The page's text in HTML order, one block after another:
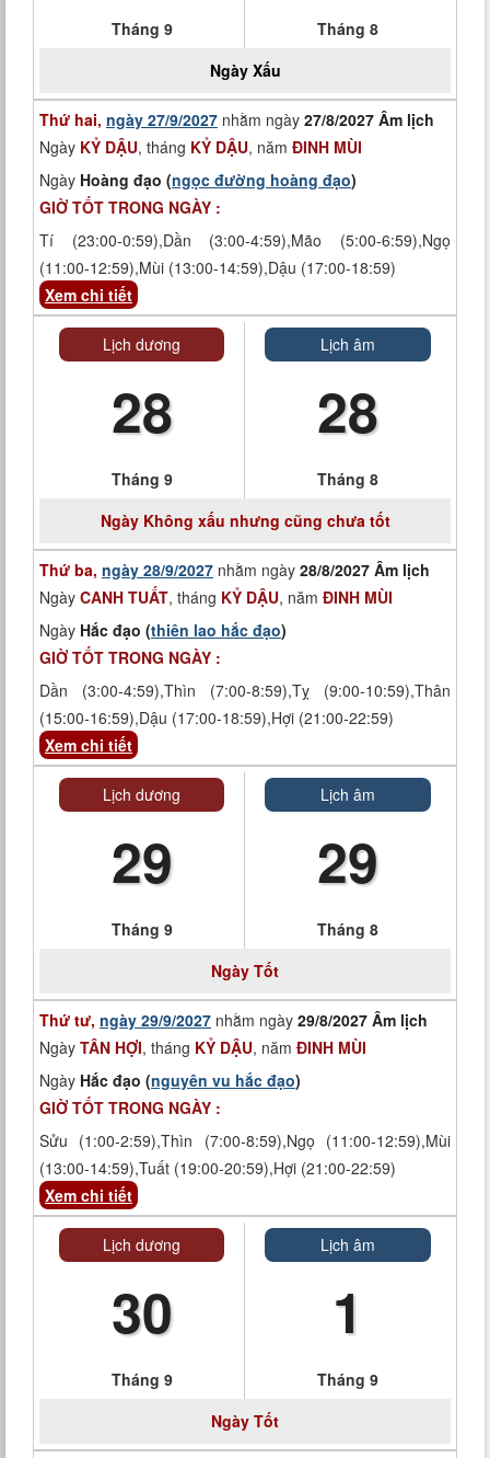
Tháng 9
Tháng 8
Ngày Xấu
Thứ hai, ngày 27/9/2027 nhằm ngày 27/8/2027 Âm lịch
Ngày KỶ DẬU, tháng KỶ DẬU, năm ĐINH MÙI
Ngày Hoàng đạo (ngọc đường hoàng đạo)
GIỜ TỐT TRONG NGÀY :
Tí (23:00-0:59),Dần (3:00-4:59),Mão (5:00-6:59),Ngọ
(11:00-12:59),Mùi (13:00-14:59),Dậu (17:00-18:59)
Xem chi tiết
Lịch dương
28
Tháng 9
Lịch âm
28
Tháng 8
NgàyKhông xấu nhưng cũng chưa tốt
Thứ ba, ngày 28/9/2027 nhằm ngày 28/8/2027 Âm lịch
Ngày CANH TUẤT, tháng KỶ DẬU, năm ĐINH MÙI
Ngày Hắc đạo (thiên lao hắc đạo)
GIỜ TỐT TRONG NGÀY :
Dần (3:00-4:59),Thìn (7:00-8:59),Tỵ (9:00-10:59),Thân
(15:00-16:59),Dậu (17:00-18:59),Hợi (21:00-22:59)
Xem chi tiết
Lịch dương
29
Tháng 9
Lịch âm
29
Tháng 8
Ngày Tốt
Thứ tư, ngày 29/9/2027 nhằm ngày 29/8/2027 Âm lịch
Ngày TÂN HỢI, tháng KỶ DẬU, năm ĐINH MÙI
Ngày Hắc đạo (nguyên vu hắc đạo)
GIỜ TỐT TRONG NGÀY :
Sửu (1:00-2:59),Thìn (7:00-8:59),Ngọ (11:00-12:59),Mùi
(13:00-14:59),Tuất (19:00-20:59),Hợi (21:00-22:59)
Xem chi tiết
Lịch dương
30
Tháng 9
Lịch âm
1
Tháng 9
Ngày Tốt